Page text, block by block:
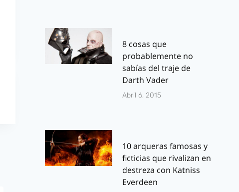
8 cosas que
probablemente no
sabías del traje de
Darth Vader
Abril 6, 2015
10 arqueras famosas y
ficticias que rivalizan en
destreza con Katniss
Everdeen